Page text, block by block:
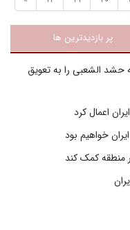
پر بازدیدترین ها
حشد الشعبی را به تعویق
اعمال کرد
خواهیم بود
منطقه کمک کند